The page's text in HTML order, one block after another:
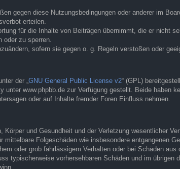
gegen diese Nutzungsbedingungen oder anderer im
erteilen.
für die Inhalte von Beiträgen übernimmt, die er nicht
zu sperren.
sofern sie gegen o. g. Regeln verstoßen oder
der „ GNU General Public License v2“ (GPL)
unter www.phpbb.de zur Verfügung gestellt. Beide
oder auf Inhalte fremder Foren Einfluss nehmen.
und Gesundheit und der Verletzung wesentlicher
Folgeschäden wie insbesondere entgangenen
oder grob fahrlässigem Verhalten oder bei Schäden
typischerweise vorhersehbaren Schäden und im